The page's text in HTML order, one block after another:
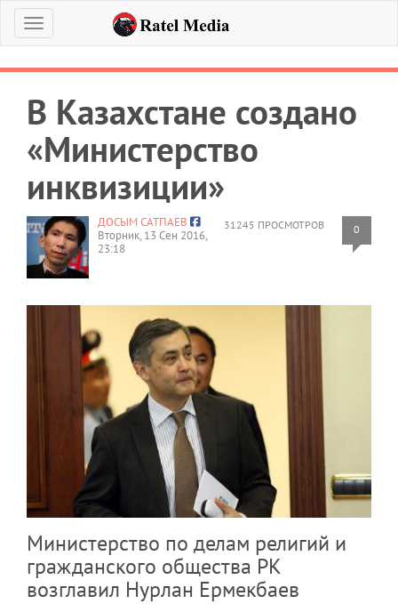
Меню
В Казахстане создано
«Министерство
инквизиции»
31245 ПРОСМОТРОВ 0
ДОСЫМ САТПАЕВ
Вторник, 13 Сен 2016,
23:18
Министерство по делам религий и
гражданского общества РК
возглавил Нурлан Ермекбаев